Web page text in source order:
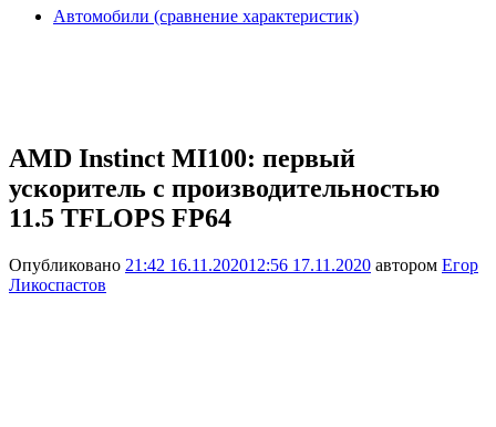
Автомобили (сравнение характеристик)
AMD Instinct MI100: первый
ускоритель с производительностью
11.5 TFLOPS FP64
Опубликовано 21:42 16.11.202012:56 17.11.2020 автором Егор
Ликоспастов